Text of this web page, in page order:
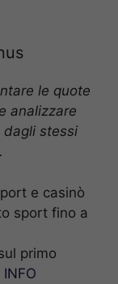
le quote
analizzare
dagli stessi
e casinò
sport fino a
primo
INFO